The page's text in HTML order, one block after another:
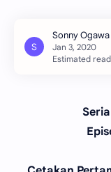
Estimated